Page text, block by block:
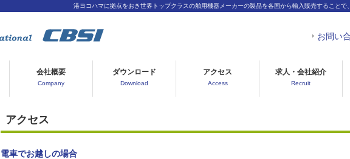
港ヨコハマに拠点をおき世界トップクラスの舶用機器メーカーの製品を各国から輸入販売することで
お問い
会社概要
Company
ダウンロード
Download
アクセス
Access
求人・会社紹介
Recruit
アクセス
電車でお越しの場合